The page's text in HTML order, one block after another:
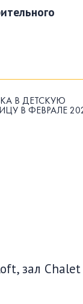
В ДЕТСКУЮ
В ФЕВРАЛЕ
зал